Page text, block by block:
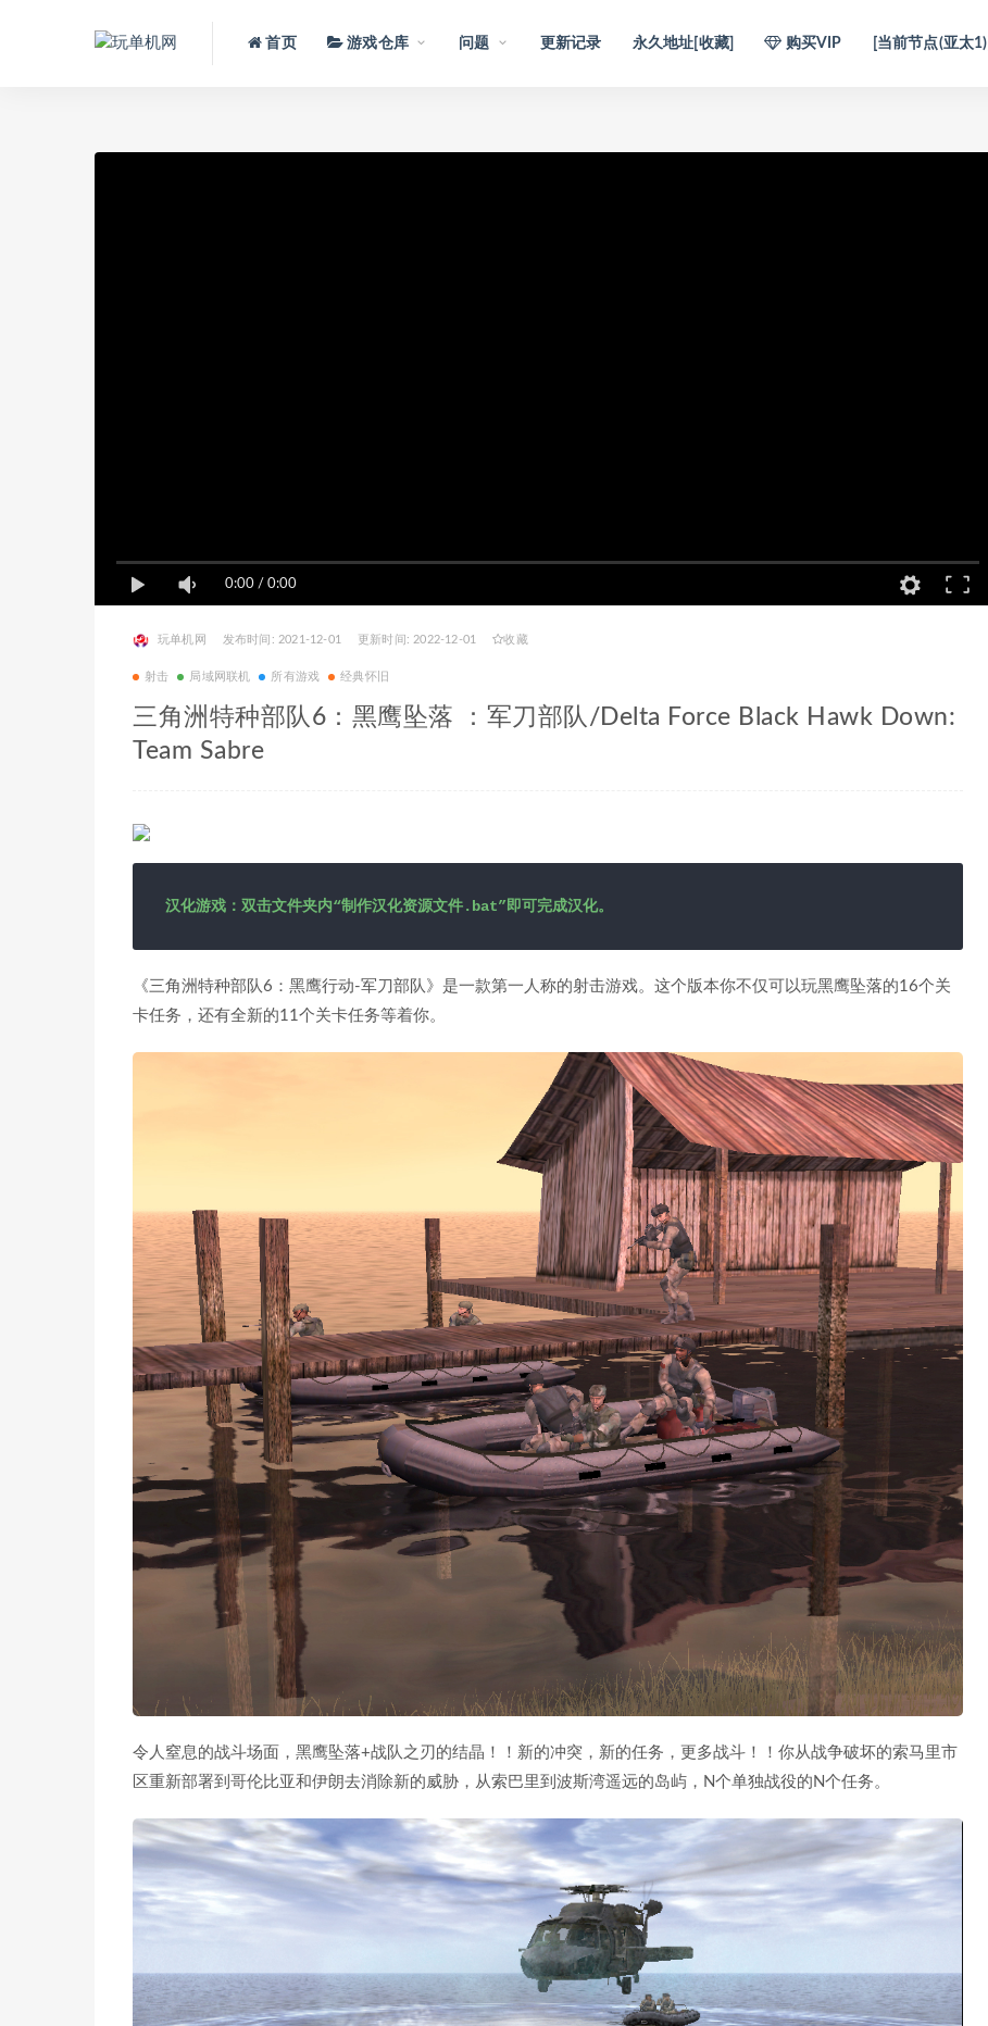
首页 游戏仓库 问题 更新记录 永久地址[收藏] 购买VIP [当前节点(亚太1)]
0:00 / 0:00
玩单机网 发布时间: 2021-12-01 更新时间: 2022-12-01 收藏
射击 局域网联机 所有游戏 经典怀旧
三角洲特种部队6：黑鹰坠落 ：军刀部队/Delta Force Black Hawk Down:
Team Sabre
汉化游戏：双击文件夹内“制作汉化资源文件.bat”即可完成汉化。
《三角洲特种部队6：黑鹰行动-军刀部队》是一款第一人称的射击游戏。这个版本你不仅可以玩黑鹰坠落的16个关
卡任务，还有全新的11个关卡任务等着你。
令人窒息的战斗场面，黑鹰坠落+战队之刃的结晶！！新的冲突，新的任务，更多战斗！！你从战争破坏的索马里市
区重新部署到哥伦比亚和伊朗去消除新的威胁，从索巴里到波斯湾遥远的岛屿，N个单独战役的N个任务。